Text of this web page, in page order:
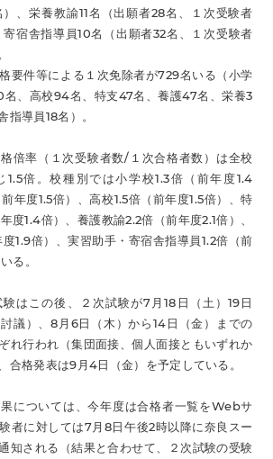
、栄養教諭11名（出願者28名、１次受験者
宿舎指導員10名（出願者32名、１次受験者
要件等による１次免除者が729名いる（小学
名、高校94名、特支47名、養護47名、栄養3
指導員18名）。
倍率（１次受験者数/１次合格者数）は全校
1.5倍。校種別では小学校1.3倍（前年度1.4
年度1.5倍）、高校1.5倍（前年度1.5倍）、特
度1.4倍）、養護教諭2.2倍（前年度2.1倍）、
1.9倍）、実習助手・寄宿舎指導員1.2倍（前
る。
はこの後、２次試験が7月18日（土）19日
討議）、8月6日（木）から14日（金）までの
れ行われ（集団面接、個人面接ともいずれか
合格発表は9月4日（金）を予定している。
については、今年度は合格者一覧をWebサ
者に対しては7月8日午後2時以降に奈良スー
知される（結果と合わせて、２次試験の受験